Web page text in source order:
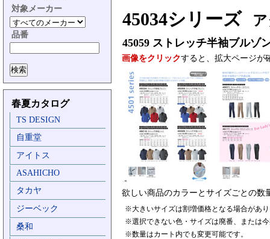
対象メーカー
品番
春夏カタログ
TS DESIGN
自重堂
アイトス
ASAHICHO
タカヤ
ジーベック
桑和
45034シリーズ ア
45059 ストレッチ半袖ブルゾ
画像をクリックすると、拡大ページが
欲しい商品のカラーとサイズごとの数
※大きいサイズは割増価格となる場合があ
※選択できない色・サイズは廃番、または
※数量はカート内でも変更可能です。